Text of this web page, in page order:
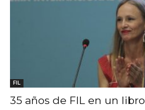
FIL
35 años de FIL en un libro